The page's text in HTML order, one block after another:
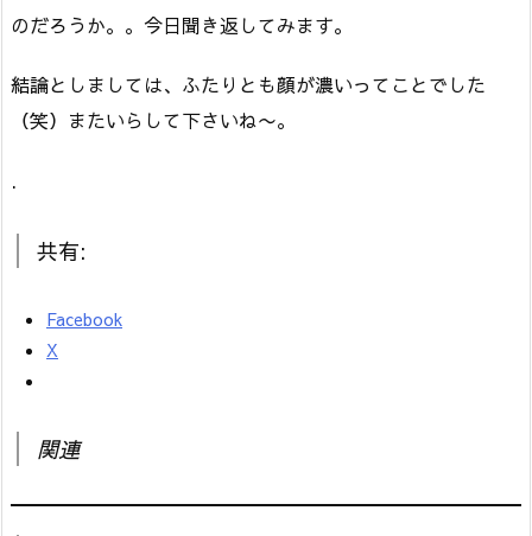
のだろうか。。今日聞き返してみます。
結論としましては、ふたりとも顔が濃いってことでした
（笑）またいらして下さいね〜。
.
共有:
Facebook
X
関連